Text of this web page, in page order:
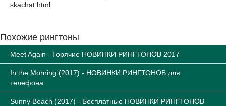
skachat.html
Похожие рингтоны
Meet Again - Горячие НОВИНКИ РИНГТОНОВ 2017
In the Morning (2017) - НОВИНКИ РИНГТОНОВ для
телефона
Sunny Beach (2017) - Бесплатные НОВИНКИ РИНГТОНОВ